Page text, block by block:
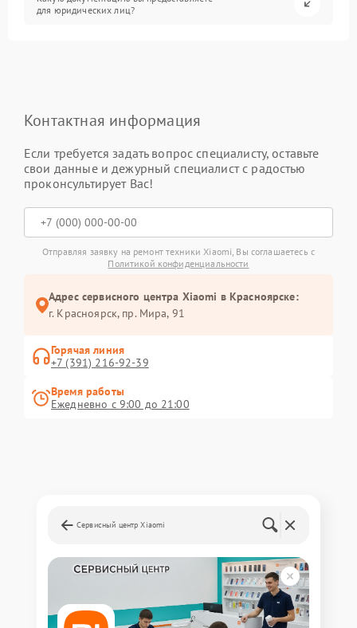
для юридических лиц?
Контактная информация
Если требуется задать вопрос специалисту, оставьте
свои данные и дежурный специалист с радостью
проконсультирует Вас!
Отправляя заявку на ремонт техники Xiaomi, Вы соглашаетесь с
Политикой конфиденциальности
Адрес сервисного центра Xiaomi в Красноярске:
г. Красноярск, ​пр. Мира, 91
Горячая линия
+7 (391) 216-92-39
Время работы
Ежедневно с 9:00 до 21:00
Сервисный центр Xiaomi